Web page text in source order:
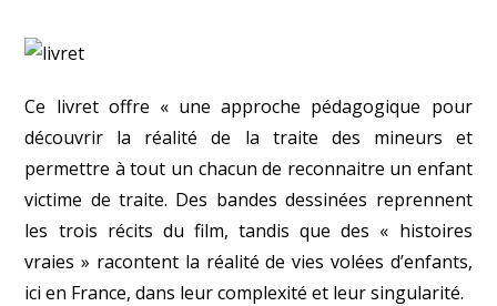
Ce livret offre « une approche pédagogique pour
découvrir la réalité de la traite des mineurs et
permettre à tout un chacun de reconnaitre un enfant
victime de traite. Des bandes dessinées reprennent
les trois récits du film, tandis que des « histoires
vraies » racontent la réalité de vies volées d’enfants,
ici en France, dans leur complexité et leur singularité.